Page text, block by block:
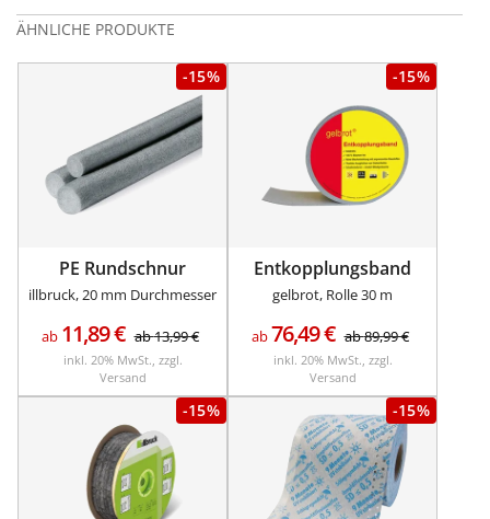
ÄHNLICHE PRODUKTE
-15%
PE Rundschnur
illbruck, 20 mm Durchmesser
ab 11,89€ ab13,99€
inkl. 20% MwSt., zzgl.
Versand
-15%
Entkopplungsband
gelbrot, Rolle 30 m
ab76,49€ ab89,99€
inkl. 20% MwSt., zzgl.
Versand
-15% -15%